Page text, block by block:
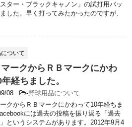
ター・ブラックキャノン」の試打用バッ
した。早く打ってみたかったのですが、
ついて
マークからＲＢマークにかわ
経ちました。
08 -野球用品について
クからＲＢマークにかわって10年経ちま
には過去の投稿を振り返る「過去
というシステムがあります。2012年9月4